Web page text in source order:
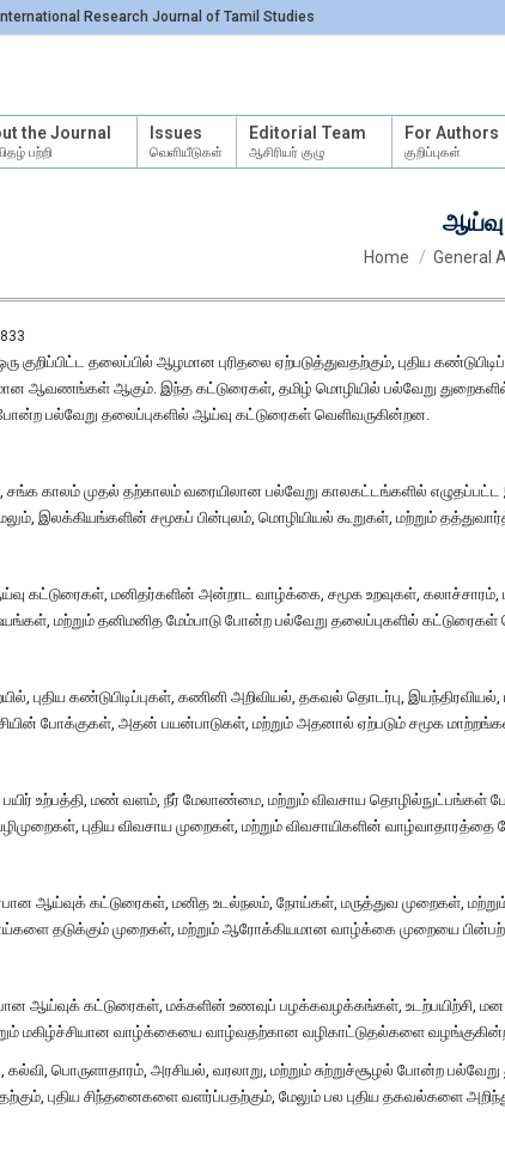
Research Journal of Tamil Studies
the Journal
பற்றி
Issues
வெளியீடுகள்
Editorial Team
ஆசிரியர் குழு
For Authors
குறிப்புகள்
You are here:
Home General
833
குறிப்பிட்ட தலைப்பில் ஆழமான புரிதலை ஏற்படுத்துவதற்கும், புதிய
ஆவணங்கள் ஆகும். இந்த கட்டுரைகள், தமிழ் மொழியில் பல்வேறு
பல்வேறு தலைப்புகளில் ஆய்வு கட்டுரைகள் வெளிவருகின்றன.
சங்க காலம் முதல் தற்காலம் வரையிலான பல்வேறு காலகட்டங்களில்
இலக்கியங்களின் சமூகப் பின்புலம், மொழியியல் கூறுகள், மற்றும்
கட்டுரைகள், மனிதர்களின் அன்றாட வாழ்க்கை, சமூக உறவுகள்,
மற்றும் தனிமனித மேம்பாடு போன்ற பல்வேறு தலைப்புகளில் கட்டுரைகள்
புதிய கண்டுபிடிப்புகள், கணினி அறிவியல், தகவல் தொடர்பு,
போக்குகள், அதன் பயன்பாடுகள், மற்றும் அதனால் ஏற்படும் சமூக
பயிர் உற்பத்தி, மண் வளம், நீர் மேலாண்மை, மற்றும் விவசாய
புதிய விவசாய முறைகள், மற்றும் விவசாயிகளின்
ஆய்வுக் கட்டுரைகள், மனித உடல்நலம், நோய்கள், மருத்துவ முறைகள்,
தடுக்கும் முறைகள், மற்றும் ஆரோக்கியமான வாழ்க்கை முறையை
ஆய்வுக் கட்டுரைகள், மக்களின் உணவுப் பழக்கவழக்கங்கள், உடற்பயிற்சி,
மகிழ்ச்சியான வாழ்க்கையை வாழ்வதற்கான வழிகாட்டுதல்களை
பொருளாதாரம், அரசியல், வரலாறு, மற்றும் சுற்றுச்சூழல் போன்ற
புதிய சிந்தனைகளை வளர்ப்பதற்கும், மேலும் பல புதிய தகவல்களை